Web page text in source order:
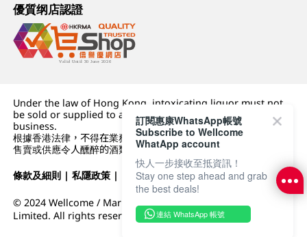
優質纲店認證
Under the law of Hong Kong, intoxicating liquor must not
be sold or supplied to a minor (under 18) in the course of
business.
根據香港法律，不得在業務過程中，向未成年人 (18 歲以下人士)
售賣或供應令人醺醉的酒類。
條款及細則 |私隱政策 | DFI零售集團
© 2024 Wellcome / Market Place. The Dairy Farm Company
Limited. All rights reserved.
訂閱惠康WhatsApp帳號
Subscribe to Wellcome
WhatApp account
快人一步接收至抵資訊！
Stay one step ahead and grab
the best deals!
連結 WhatsApp 帳號